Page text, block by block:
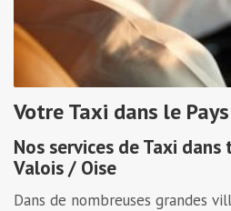
Votre Taxi dans le
Nos services de Taxi
Valois / Oise
Dans de nombreuses grandes